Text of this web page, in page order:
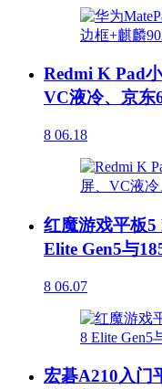
Redmi K Pad
VC液冷、京东
8 06.18
红魔游戏平板
Elite Gen5与
8 06.07
宏碁A210入门